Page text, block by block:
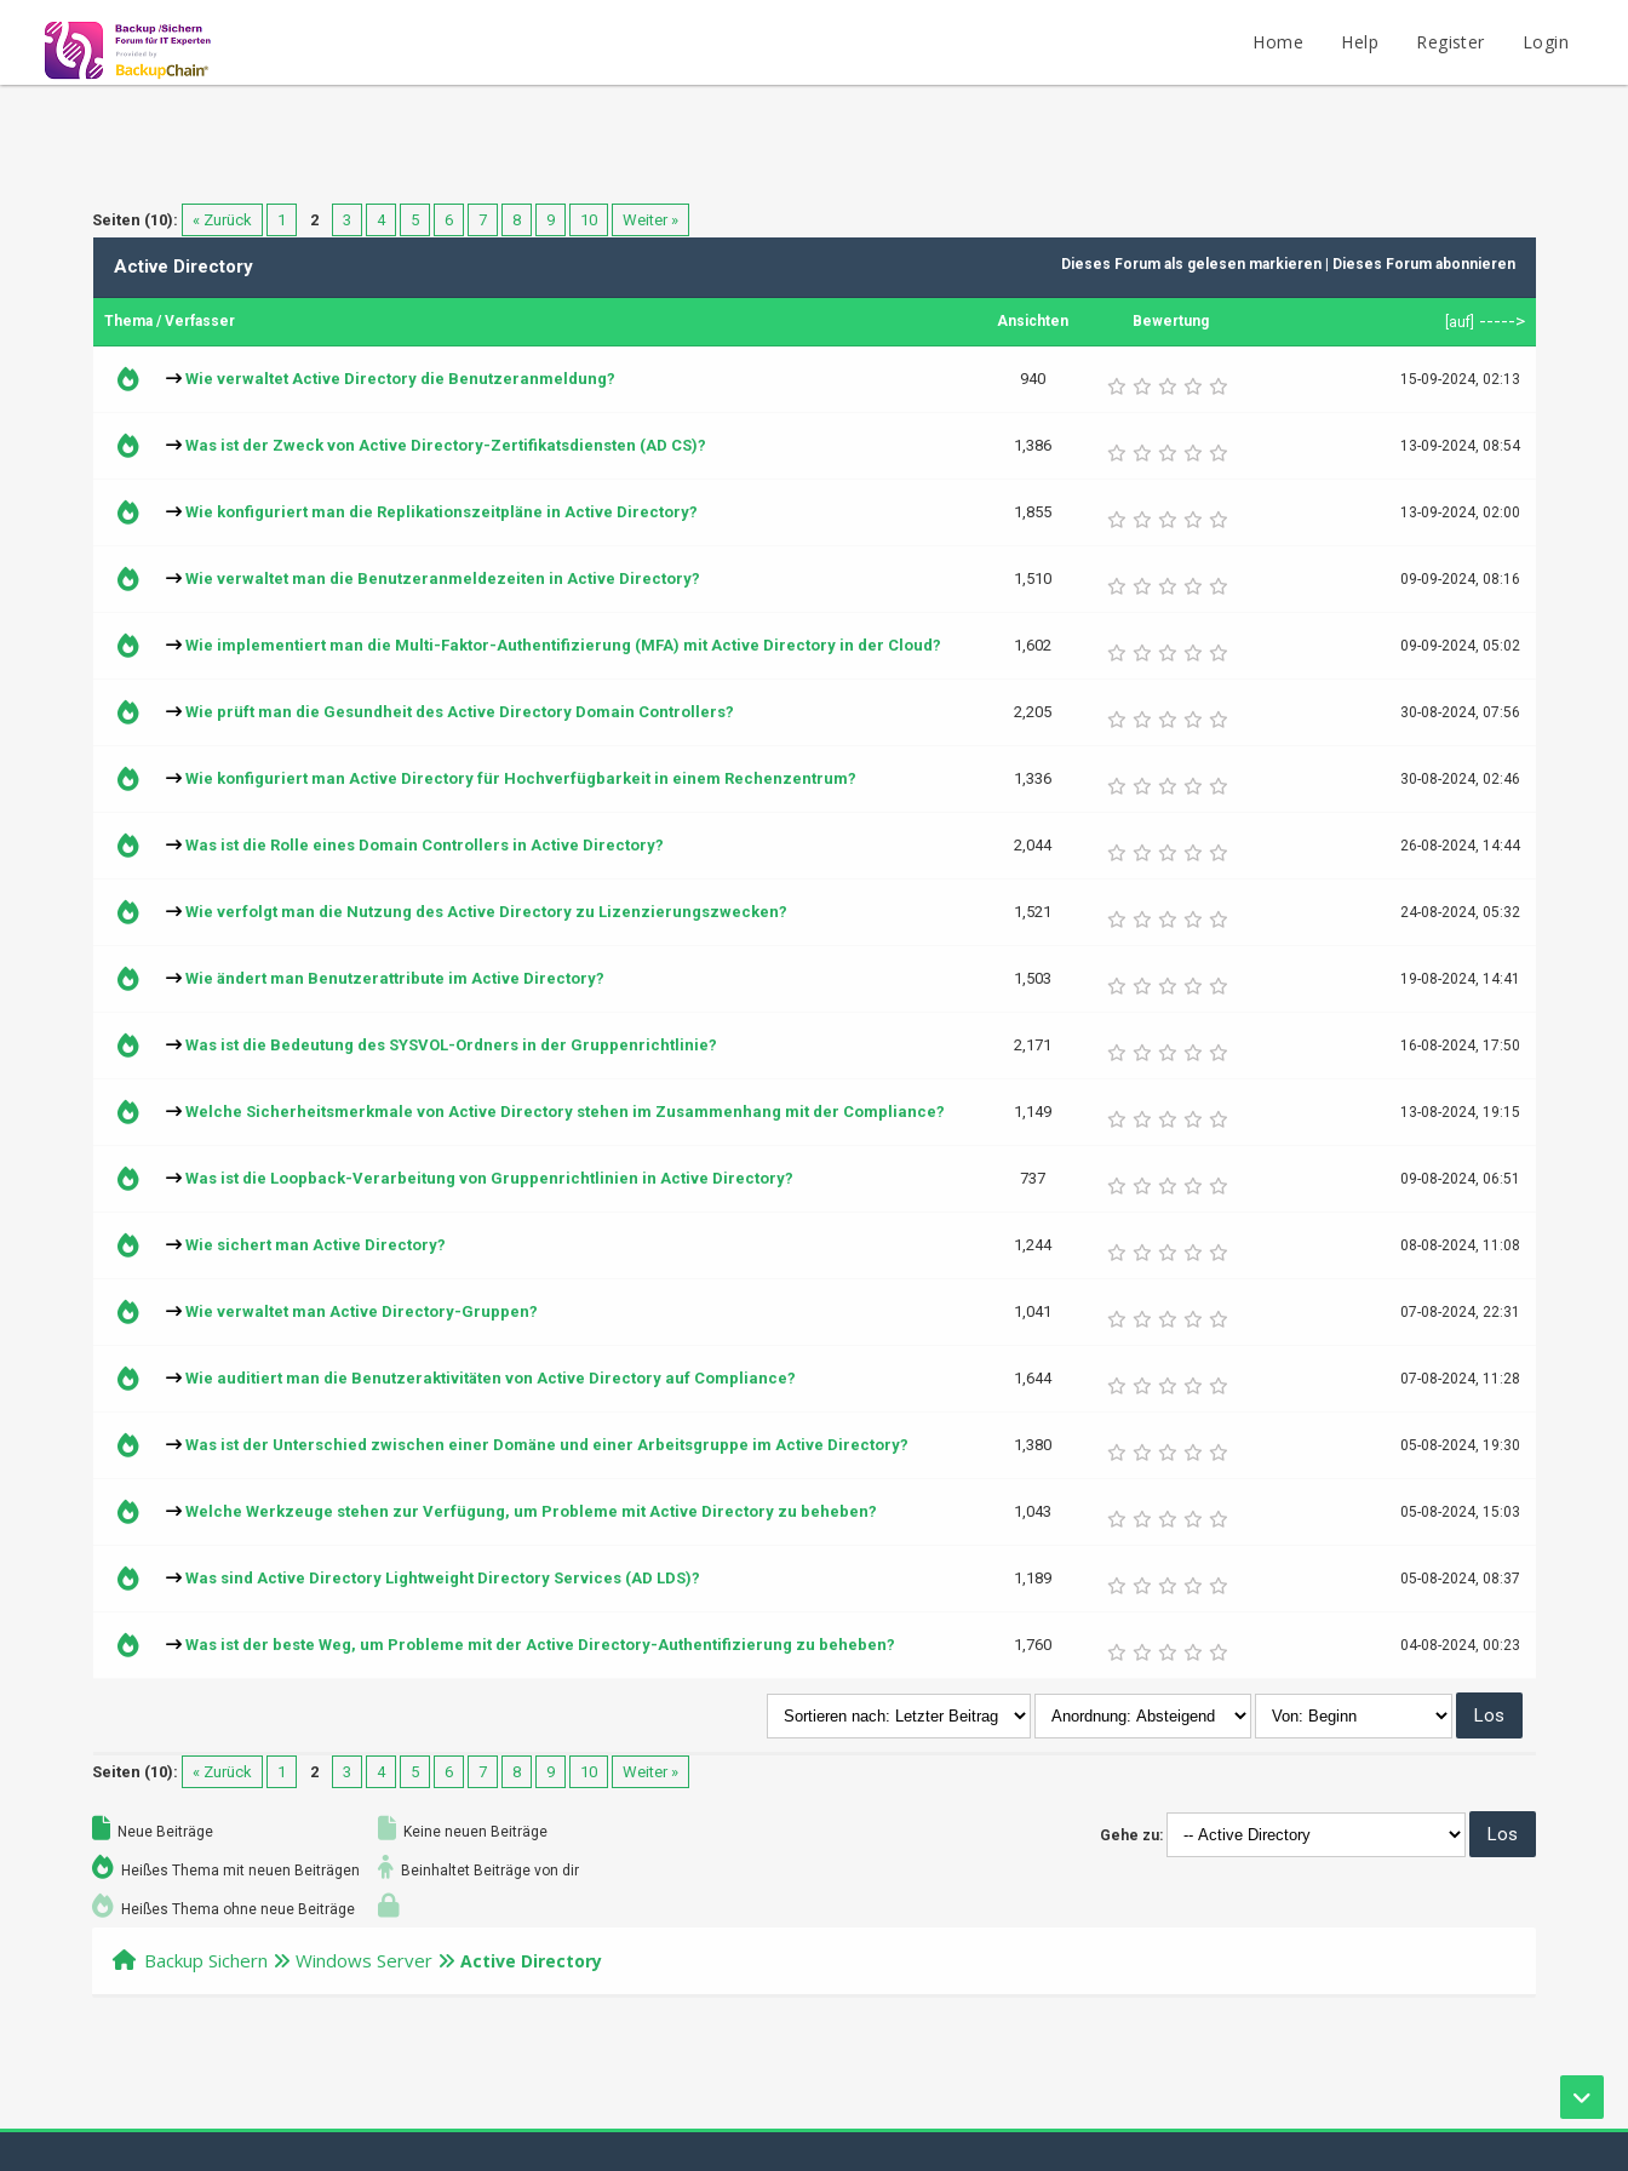
Home Help Register Login
Seiten (10): « Zurück 1 2 3 4 5 6 7 8 9 10 Weiter »
Dieses Forum als gelesen markieren| Dieses Forum abonnieren
Active Directory
Thema/Verfasser Ansichten Bewertung auf] ----->
Wie verwaltet Active Directory die Benutzeranmeldung? 940 15-09-2024, 02:13
Was ist der Zweck von Active Directory-Zertifikatsdiensten (AD CS)? 1,386 13-09-2024, 08:54
Wie konfiguriert man die Replikationszeitpläne in Active Directory? 1,855 13-09-2024, 02:00
Wie verwaltet man die Benutzeranmeldezeiten in Active Directory? 1,510 09-09-2024, 08:16
Wie implementiert man die Multi-Faktor-Authentifizierung (MFA) mit Active Directory in der Cloud? 1,602 09-09-2024, 05:02
Wie prüft man die Gesundheit des Active Directory Domain Controllers? 2,205 30-08-2024, 07:56
Wie konfiguriert man Active Directory für Hochverfügbarkeit in einem Rechenzentrum? 1,336 30-08-2024, 02:46
Was ist die Rolle eines Domain Controllers in Active Directory? 2,044 26-08-2024, 14:44
Wie verfolgt man die Nutzung des Active Directory zu Lizenzierungszwecken? 1,521 24-08-2024, 05:32
Wie ändert man Benutzerattribute im Active Directory? 1,503 19-08-2024, 14:41
Was ist die Bedeutung des SYSVOL-Ordners in der Gruppenrichtlinie? 2,171 16-08-2024, 17:50
Welche Sicherheitsmerkmale von Active Directory stehen im Zusammenhang mit der Compliance? 1,149 13-08-2024, 19:15
Was ist die Loopback-Verarbeitung von Gruppenrichtlinien in Active Directory? 737 09-08-2024, 06:51
Wie sichert man Active Directory? 1,244 08-08-2024, 11:08
Wie verwaltet man Active Directory-Gruppen? 1,041 07-08-2024, 22:31
Wie auditiert man die Benutzeraktivitäten von Active Directory auf Compliance? 1,644 07-08-2024, 11:28
Was ist der Unterschied zwischen einer Domäne und einer Arbeitsgruppe im Active Directory? 1,380 05-08-2024, 19:30
Welche Werkzeuge stehen zur Verfügung, um Probleme mit Active Directory zu beheben? 1,043 05-08-2024, 15:03
Was sind Active Directory Lightweight Directory Services (AD LDS)? 1,189 05-08-2024, 08:37
Was ist der beste Weg, um Probleme mit der Active Directory-Authentifizierung zu beheben? 1,760 04-08-2024, 00:23
Seiten (10): « Zurück 1 2 3 4 5 6 7 8 9 10 Weiter »
Neue Beiträge
Heißes Thema mit neuen Beiträgen
Heißes Thema ohne neue Beiträge
Keine neuen Beiträge
Beinhaltet Beiträge von dir
Gehe zu:
Backup Sichern Windows Server Active Directory